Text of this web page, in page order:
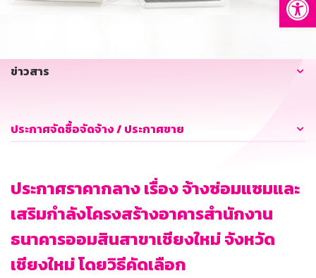
ข่าวสาร
ประกาศจัดซื้อจัดจ้าง / ประกาศขาย
ประกาศราคากลาง เรื่อง จ้างซ่อมแซมและ
เสริมกำลังโครงสร้างอาคารสำนักงาน
ธนาคารออมสินสาขาเชียงใหม่ จังหวัด
เชียงใหม่ โดยวิธีคัดเลือก